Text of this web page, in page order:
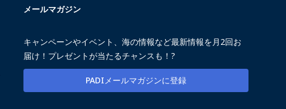
メールマガジン
キャンペーンやイベント、海の情報など最新情報を月2回お
届け！プレゼントが当たるチャンスも！?
PADIメールマガジンに登録